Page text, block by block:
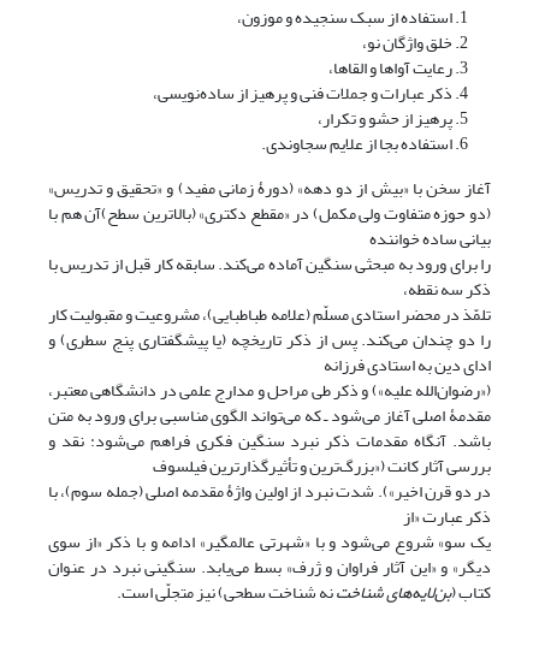
استفاده از سبک سنجیده و موزون،
خلق واژگان نو،
رعایت آواها و القاها،
ذکر عبارات و جملات فنی و پرهیز از ساده‌نویسی،
پرهیز از حشو و تکرار،
استفاده بجا از علایم سجاوندی.
آغاز سخن با «بیش از دو دهه» (دورۀ زمانی مفید) و «تحقیق و تدریس»
(دو حوزه متفاوت ولی مکمل) در «مقطع دکتری» (بالاترین سطح)آن هم با
بیانی ساده‌ خواننده
را برای ورود به مبحثی سنگین‌ آماده می‌کند. سابقه کار قبل از تدریس با
ذکر سه نقطه،
تلمّذ در محضر استادی مسلّم (علامه طباطبایی)، مشروعیت و مقبولیت کار
را دو چندان می‌کند. پس از ذکر تاریخچه‌ (یا پیشگفتاری پنج سطری) و
ادای دین به استادی فرزانه
(«رضوان‌الله علیه») و ذکر طی مراحل و مدارج علمی در دانشگاهی معتبر،
مقدمۀ اصلی آغاز می‌شود ـ که می‌تواند الگوی مناسبی برای ورود به متن
باشد.‌ آنگاه مقدمات ذکر نبرد سنگین فکری فراهم می‌شود: نقد و
بررسی آثار کانت («بزرگ‌ترین و تأثیرگذارترین فیلسوف
در دو قرن اخیر»). شدت نبرد از اولین واژۀ مقدمه اصلی (جمله سوم)، با
ذکر عبارت «از
یک سو» شروع می‌شود و با «شهرتی عالمگیر» ادامه و با ذکر «از سوی
دیگر» و «این آثار فراوان و ژرف» بسط می‌یابد. سنگینی نبرد در عنوان
کتاب (بن‌لایه‌های شناختنه شناخت سطحی) نیز متجلّی است.